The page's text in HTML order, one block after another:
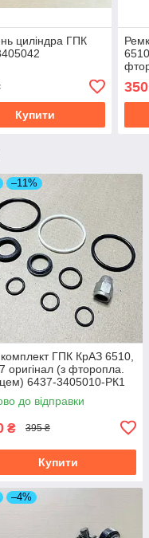
циліндра ГПК
Купити
350
–11%
ГПК КрАЗ 6510,
оригінал (з фторопла.
6437-3405010-РК1
до відправки
₴ 395 ₴
Купити
–4%